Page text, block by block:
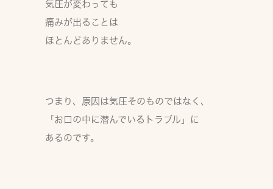
気圧が変わっても
痛みが出ることは
ほとんどありません。
つまり、原因は気圧そのものではなく、
「お口の中に潜んでいるトラブル」
に
あるのです。